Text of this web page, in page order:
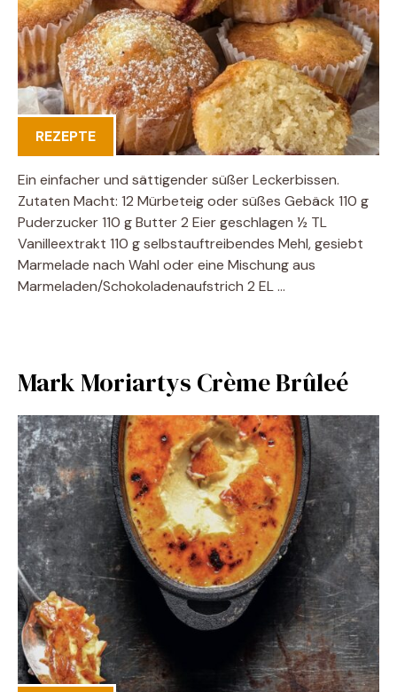
REZEPTE
Ein einfacher und sättigender süßer Leckerbissen.
Zutaten Macht: 12 Mürbeteig oder süßes Gebäck 110 g
Puderzucker 110 g Butter 2 Eier geschlagen ½ TL
Vanilleextrakt 110 g selbstauftreibendes Mehl, gesiebt
Marmelade nach Wahl oder eine Mischung aus
Marmeladen/Schokoladenaufstrich 2 EL …
Mark Moriartys Crème Brûleé